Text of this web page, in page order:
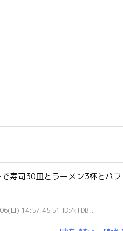
で寿司30皿とラーメン3杯とパ
日) 14:57:45.51 ID:/kTDB ...